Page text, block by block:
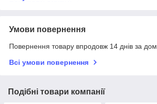
Умови повернення
Повернення товару впродовж 14 днів за
Всі умови повернення
Подібні товари компанії